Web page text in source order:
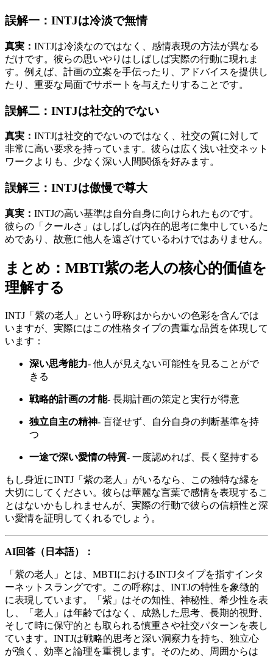
誤解一：INTJは冷淡で無情
真実： INTJは冷淡なのではなく、感情表現の方法が異なる
だけです。彼らの思いやりはしばしば実際の行動に現れま
す。例えば、計画の立案を手伝ったり、アドバイスを提供し
たり、重要な局面でサポートを与えたりすることです。
誤解二：INTJは社交的でない
真実： INTJは社交的でないのではなく、社交の質に対して
非常に高い要求を持っています。彼らは広く浅い社交ネット
ワークよりも、少なく深い人間関係を好みます。
誤解三：INTJは傲慢で尊大
真実： INTJの高い基準は自分自身に向けられたものです。
彼らの「クールさ」はしばしば内在的思考に集中しているた
めであり、故意に他人を遠ざけているわけではありません。
まとめ：MBTI紫の老人の核心的価値を
理解する
INTJ「紫の老人」という呼称はからかいの色彩を含んでは
いますが、実際にはこの性格タイプの貴重な品質を体現して
います：
深い思考能力- 他人が見えない可能性を見ることがで
きる
戦略的計画の才能- 長期計画の策定と実行が得意
独立自主の精神- 盲従せず、自分自身の判断基準を持
つ
一途で深い愛情の特質- 一度認めれば、長く堅持する
もし身近にINTJ「紫の老人」がいるなら、この独特な縁を
大切にしてください。彼らは華麗な言葉で感情を表現するこ
とはないかもしれませんが、実際の行動で彼らの信頼性と深
い愛情を証明してくれるでしょう。
AI回答（日本語）：
「紫の老人」とは、MBTIにおけるINTJタイプを指すインタ
ーネットスラングです。この呼称は、INTJの特性を象徴的
に表現しています。「紫」はその知性、神秘性、希少性を表
し、「老人」は年齢ではなく、成熟した思考、長期的視野、
そして時に保守的とも取られる慎重さや社交パターンを表し
ています。INTJは戦略的思考と深い洞察力を持ち、独立心
が強く、効率と論理を重視します。そのため、周囲からは